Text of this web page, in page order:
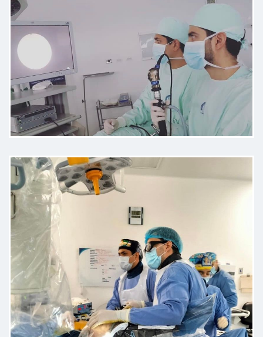
No tengo consejo alguno para
mejorar ya que fue una excelente
atención muy puntual organizado
además que excelente profesional
claridad en la consulta.
Paciente
Fue una buena experiencia, cita
puntual y detallada explicación.
Paciente